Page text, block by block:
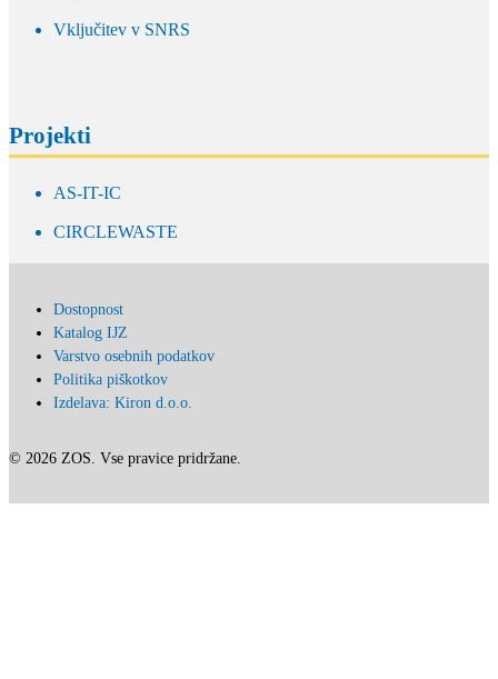
Vključitev v SNRS
Projekti
AS-IT-IC
CIRCLEWASTE
© 2026 ZOS. Vse pravice pridržane.
Dostopnost
Katalog IJZ
Varstvo osebnih podatkov
Politika piškotkov
Izdelava: Kiron d.o.o.